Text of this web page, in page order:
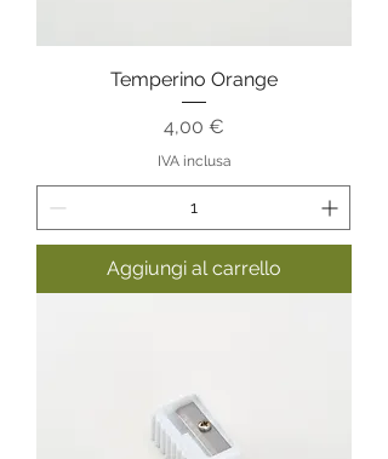
Temperino Orange
Prezzo
4,00 €
IVA inclusa
Aggiungi al carrello